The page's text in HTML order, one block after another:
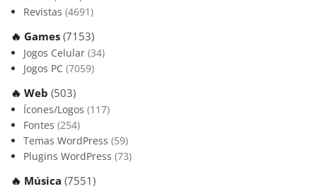
Revistas (4691)
🔥 Games (7153)
Jogos Celular (34)
Jogos PC (7059)
🔥 Web (503)
Ícones/Logos (117)
Fontes (254)
Temas WordPress (59)
Plugins WordPress (73)
🔥 Música (7551)